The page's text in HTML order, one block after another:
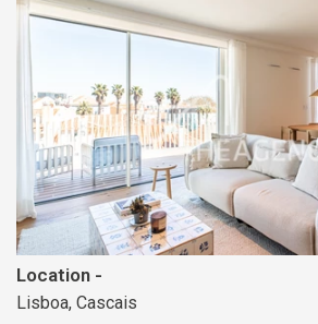
Location -
Lisboa, Cascais